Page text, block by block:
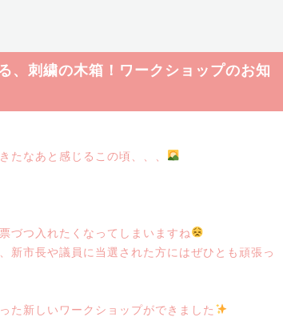
、刺繍の木箱！ワークショップのお知
たなあと感じるこの頃、、、
づつ入れたくなってしまいますね
新市長や議員に当選された方にはぜひとも頑張っ
た新しいワークショップができました